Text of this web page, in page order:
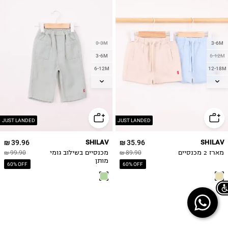
JUST LANDED
3-6M
6-12M
12-18M
18-24M
4Y
35.96 ₪
89.90 ₪
60% OFF
SHILAV
מארז 2 מכנסיים
JUST LANDED
0-3M
3-6M
6-12M
12-18M
3Y
39.96 ₪
99.90 ₪
60% OFF
SHILAV
מכנסיים בשילוב גומי
מותן
Chat on WhatsApp